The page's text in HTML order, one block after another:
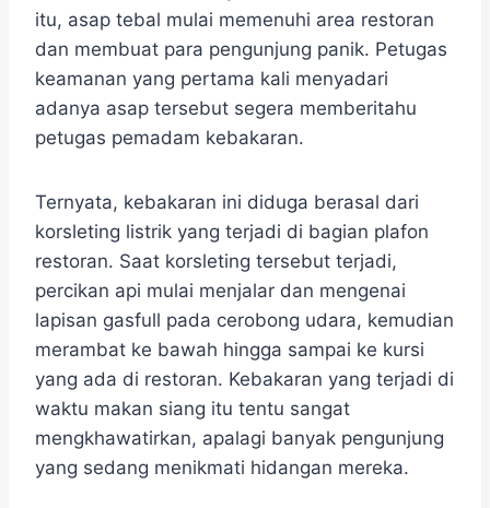
itu, asap tebal mulai memenuhi area restoran
dan membuat para pengunjung panik. Petugas
keamanan yang pertama kali menyadari
adanya asap tersebut segera memberitahu
petugas pemadam kebakaran.
Ternyata, kebakaran ini diduga berasal dari
korsleting listrik yang terjadi di bagian plafon
restoran. Saat korsleting tersebut terjadi,
percikan api mulai menjalar dan mengenai
lapisan gasfull pada cerobong udara, kemudian
merambat ke bawah hingga sampai ke kursi
yang ada di restoran. Kebakaran yang terjadi di
waktu makan siang itu tentu sangat
mengkhawatirkan, apalagi banyak pengunjung
yang sedang menikmati hidangan mereka.